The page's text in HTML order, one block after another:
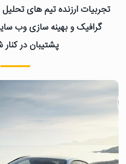
تجربیات ارزنده تیم های تحلیل
گرافیک و بهینه سازی وب
پشتیبان در